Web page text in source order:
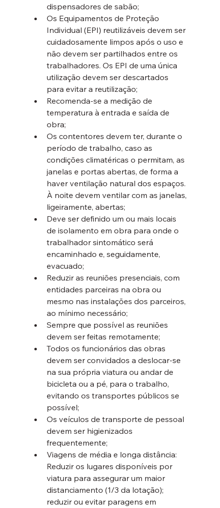
dispensadores de sabão;
Os Equipamentos de Proteção
Individual (EPI) reutilizáveis devem ser
cuidadosamente limpos após o uso e
não devem ser partilhados entre os
trabalhadores. Os EPI de uma única
utilização devem ser descartados
para evitar a reutilização;
Recomenda-se a medição de
temperatura à entrada e saída de
obra;
Os contentores devem ter, durante o
período de trabalho, caso as
condições climatéricas o permitam, as
janelas e portas abertas, de forma a
haver ventilação natural dos espaços.
À noite devem ventilar com as janelas,
ligeiramente, abertas;
Deve ser definido um ou mais locais
de isolamento em obra para onde o
trabalhador sintomático será
encaminhado e, seguidamente,
evacuado;
Reduzir as reuniões presenciais, com
entidades parceiras na obra ou
mesmo nas instalações dos parceiros,
ao mínimo necessário;
Sempre que possível as reuniões
devem ser feitas remotamente;
Todos os funcionários das obras
devem ser convidados a deslocar-se
na sua própria viatura ou andar de
bicicleta ou a pé, para o trabalho,
evitando os transportes públicos se
possível;
Os veículos de transporte de pessoal
devem ser higienizados
frequentemente;
Viagens de média e longa distância:
Reduzir os lugares disponíveis por
viatura para assegurar um maior
distanciamento (1/3 da lotação);
reduzir ou evitar paragens em